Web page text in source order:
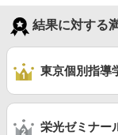
結果に対する
東京個別指導
栄光ゼミナー